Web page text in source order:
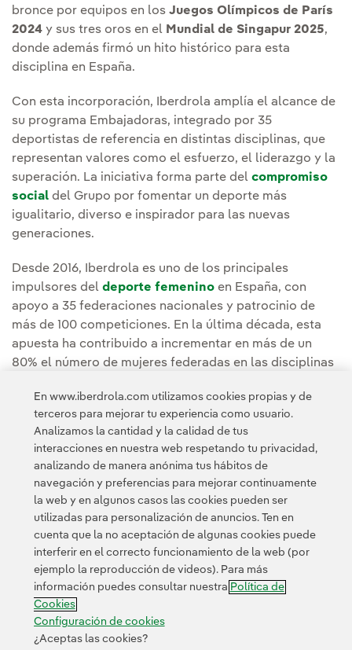
bronce por equipos en los Juegos Olímpicos de París
2024 y sus tres oros en el Mundial de Singapur 2025,
donde además firmó un hito histórico para esta
disciplina en España.
Con esta incorporación, Iberdrola amplía el alcance de
su programa Embajadoras, integrado por 35
deportistas de referencia en distintas disciplinas, que
representan valores como el esfuerzo, el liderazgo y la
superación. La iniciativa forma parte del compromiso
social del Grupo por fomentar un deporte más
igualitario, diverso e inspirador para las nuevas
generaciones.
Desde 2016, Iberdrola es uno de los principales
impulsores del deporte femenino en España, con
apoyo a 35 federaciones nacionales y patrocinio de
más de 100 competiciones. En la última década, esta
apuesta ha contribuido a incrementar en más de un
80% el número de mujeres federadas en las disciplinas
las 820.000.
Puedes leer la noticia completa en la Sala de
comunicación de Iberdrola España.
Contacta Clientes Política de Privacidad Información legal
Transparencia en el uso de la IA
Configuración de cookies Accesibilidad
En www.iberdrola.com utilizamos cookies propias y de
terceros para mejorar tu experiencia como usuario.
Analizamos la cantidad y la calidad de tus
interacciones en nuestra web respetando tu privacidad,
analizando de manera anónima tus hábitos de
navegación y preferencias para mejorar continuamente
la web y en algunos casos las cookies pueden ser
utilizadas para personalización de anuncios. Ten en
cuenta que la no aceptación de algunas cookies puede
interferir en el correcto funcionamiento de la web (por
ejemplo la reproducción de videos). Para más
información puedes consultar nuestra Política de
Cookies
Configuración de cookies
¿Aceptas las cookies?